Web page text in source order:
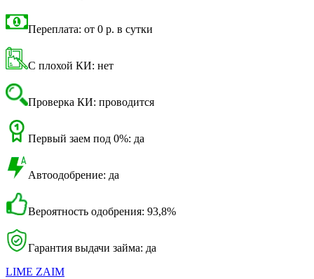
Переплата: от 0 р. в сутки
С плохой КИ: нет
Проверка КИ: проводится
Первый заем под 0%: да
Автоодобрение: да
Вероятность одобрения: 93,8%
Гарантия выдачи займа: да
LIME ZAIM